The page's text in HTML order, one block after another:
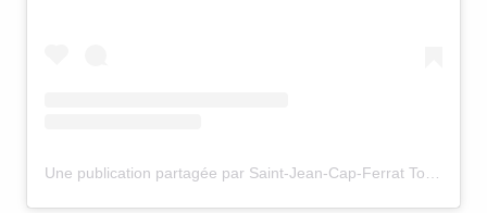
Une publication partagée par Saint-Jean-Cap-Ferrat Tourisme (@saintjeancapferrat.tourisme)